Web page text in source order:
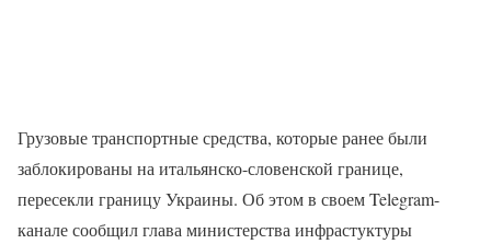
Грузовые транспортные средства, которые ранее были
заблокированы на итальянско-словенской границе,
пересекли границу Украины. Об этом в своем Telegram-
канале сообщил глава министерства инфрастуктуры